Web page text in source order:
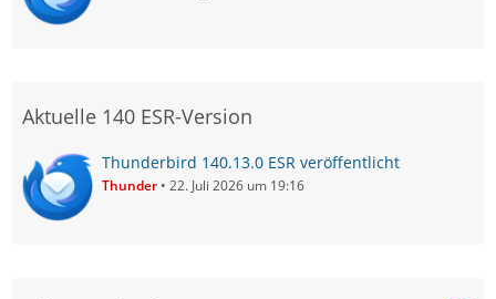
Aktuelle 140 ESR-Version
Thunderbird 140.13.0 ESR veröffentlicht
Thunder 22. Juli 2026 um 19:16